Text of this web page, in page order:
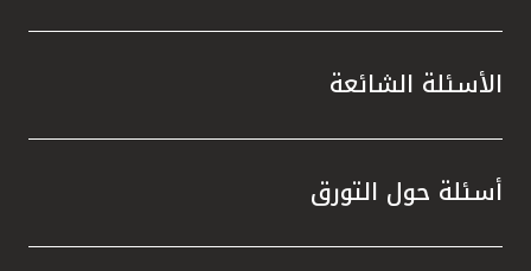
الأسئلة الشائعة
أسئلة حول التورق